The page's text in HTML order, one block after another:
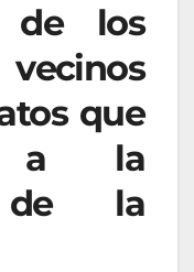
de los
que
a la
de la